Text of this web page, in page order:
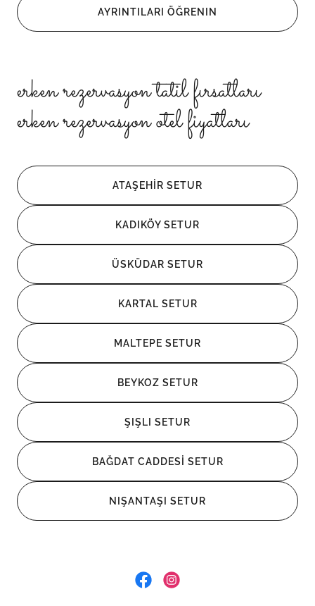
AYRINTILARI ÖĞRENIN
erken rezervasyon tatil fırsatları
erken rezervasyon otel fiyatları
ATAŞEHİR SETUR
KADIKÖY SETUR
ÜSKÜDAR SETUR
KARTAL SETUR
MALTEPE SETUR
BEYKOZ SETUR
ŞIŞLI SETUR
BAĞDAT CADDESİ SETUR
NIŞANTAŞI SETUR